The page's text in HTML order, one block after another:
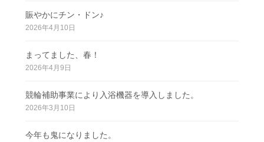
賑やかにチン・ドン♪
2026年4月10日
まってました、春！
2026年4月9日
競輪補助事業により入浴機器を導入しました。
2026年3月10日
今年も鬼になりました。